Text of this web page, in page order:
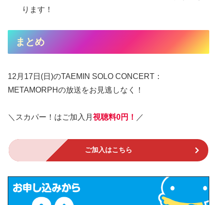
ります！
まとめ
12月17日(日)のTAEMIN SOLO CONCERT：
METAMORPHの放送をお見逃しなく！
＼スカパー！はご加入月 視聴料0円！ ／
ご加入はこちら